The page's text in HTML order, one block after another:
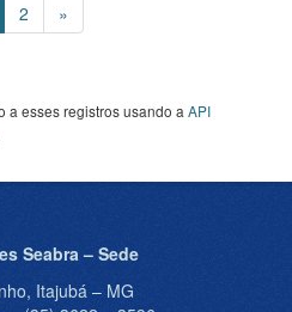
2 »
a esses registros usando a API
Seabra – Sede
Itajubá – MG